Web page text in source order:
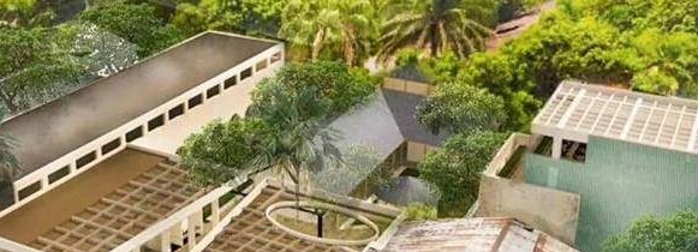
De La Espriella en la Arena USC LO ÚLTIMO
[ 6 de agosto de 2026 ] Tribunal niega medida cautelar sobre la posesión de Abelardo de la Espriella
en Cali JUDICIALES